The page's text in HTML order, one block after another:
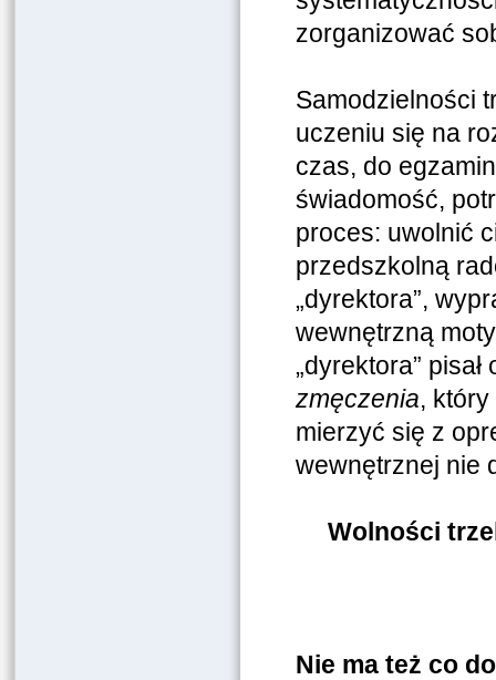
zorganizować
Samodzielności
uczeniu się na
czas, do
świadomość,
proces: uwolnić
przedszkolną
„dyrektora”,
wewnętrzną
„dyrektora”
zmęczenia, który
mierzyć się z
wewnętrznej nie
Wolności
Nie ma też co